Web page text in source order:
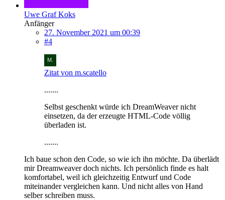
Uwe Graf Koks
Anfänger
27. November 2021 um 00:39
#4
Zitat von m.scatello
.......
Selbst geschenkt würde ich DreamWeaver nicht
einsetzen, da der erzeugte HTML-Code völlig
überladen ist.
.......
Ich baue schon den Code, so wie ich ihn möchte. Da überlädt
mir Dreamweaver doch nichts. Ich persönlich finde es halt
komfortabel, weil ich gleichzeitig Entwurf und Code
miteinander vergleichen kann. Und nicht alles von Hand
selber schreiben muss.